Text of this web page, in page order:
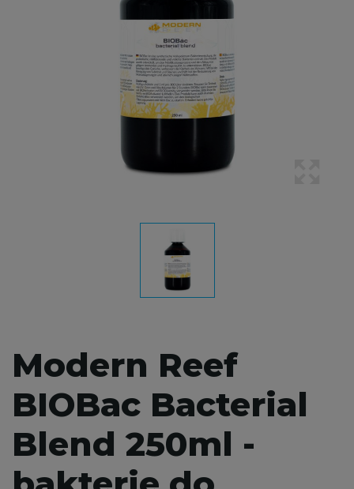
Modern Reef
BIOBac Bacterial
Blend 250ml -